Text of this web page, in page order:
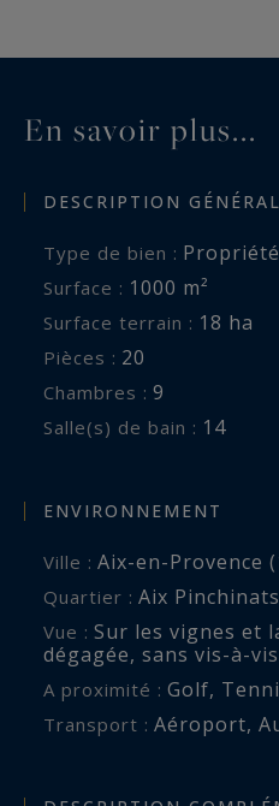
offre un cadre rare pour
Personnel dédié,
conciergerie privée,
personnalisée.
En savoir plus...
DESCRIPTION
Type de bien :
Surface : 1000 m²
Surface terrain : 18 ha
Pièces : 20
Chambres : 9
Salle(s) de bain : 14
ENVIRONNEMENT
Ville : Aix-en-Provence
Quartier : Aix Pinchinats
Vue : Sur les vignes et
dégagée, sans vis-à-vis
A proximité : Golf,
Transport : Aéroport,